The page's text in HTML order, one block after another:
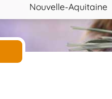
Nouvelle-Aquitaine